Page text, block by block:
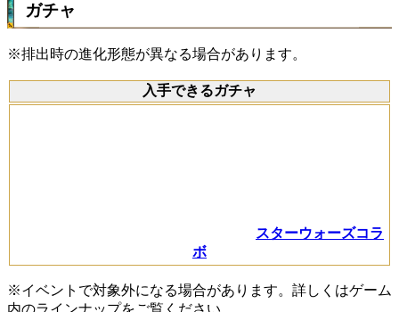
ガチャ
※排出時の進化形態が異なる場合があります。
入手できるガチャ
スターウォーズコラ
ボ
※イベントで対象外になる場合があります。詳しくはゲーム
内のラインナップをご覧ください。